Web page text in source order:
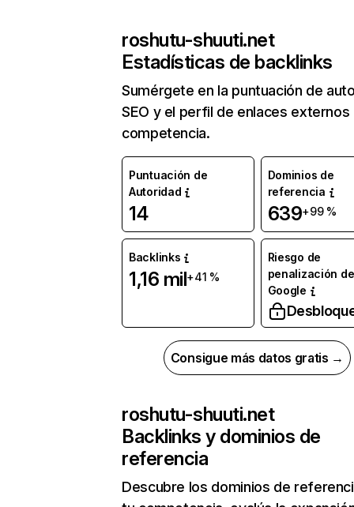
roshutu-shuuti.net
Estadísticas de backlinks
Sumérgete en la puntuación de
SEO y el perfil de enlaces externos
competencia.
Puntuación de
Autoridad
14
Dominios de
referencia
639+99 %
Backlinks
1,16 mil+41 %
Riesgo de
penalización de
Google
Consigue más datos gratis →
roshutu-shuuti.net
Backlinks y dominios de
referencia
Descubre los dominios de